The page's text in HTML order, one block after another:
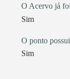
O Acervo já
Sim
O ponto
Sim